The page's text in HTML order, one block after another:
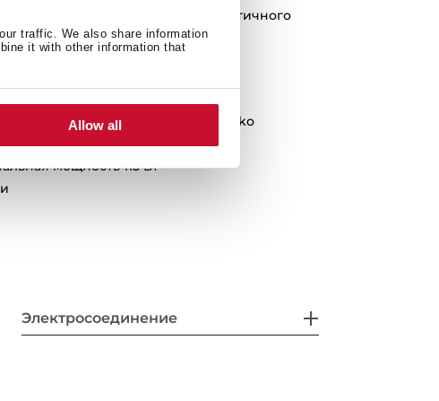
traffic. We also share information
it with other information that
Allow all
диаметром 0,5 мм для герметичного
- 1 шт.
2 л./мин.
питания на 110 см и вилкой Schuko
мощность 115 Вт
Электросоединение